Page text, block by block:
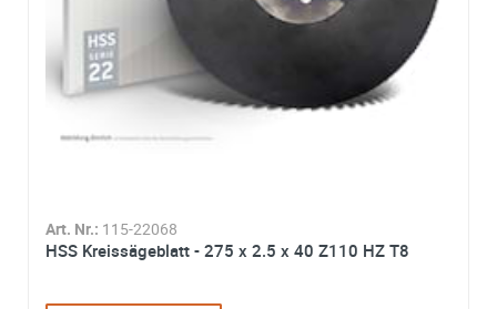
Ich stimme zu, dass meine Angaben aus dem
Kontaktformular zur Beantwortung meiner Anfrage
und verarbeitet werden. Die Daten werden nach
abgeschlossener Bearbeitung Ihrer Anfrage gelöscht. Sie
können Ihre Einwilligung jederzeit für die Zukunft per E-
Nutzerdaten finden Sie in unserer
Art. Nr.: 115-22068
HSS Kreissägeblatt - 275 x 2.5 x 40 Z110 HZ T8